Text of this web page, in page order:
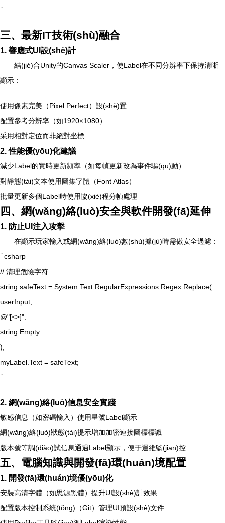
`
三、最新IT技術(shù)融合
1. 響應式UI設(shè)計
結(jié)合Unity的Canvas Scaler，使Label在不同分辨率下保持清晰
顯示：
使用像素完美（Pixel Perfect）設(shè)置
配置參考分辨率（如1920×1080）
采用相對定位而非絕對坐標
2. 性能優(yōu)化建議
減少Label的實時更新頻率（如每幀更新改為事件驅(qū)動）
對靜態(tài)文本使用圖集字體（Font Atlas）
批量更新多個Label時使用協(xié)程分幀處理
四、網(wǎng)絡(luò)安全與軟件開發(fā)延伸
1. 防止UI注入攻擊
在顯示玩家輸入或網(wǎng)絡(luò)數(shù)據(jù)時需做安全過濾：
`csharp
// 清理危險字符
string safeText = System.Text.RegularExpressions.Regex.Replace(
userInput,
@"[<>]",
string.Empty
);
myLabel.Text = safeText;
`
2. 網(wǎng)絡(luò)信息安全實踐
敏感信息（如密碼輸入）使用星號Label顯示
網(wǎng)絡(luò)狀態(tài)提示增加加密連接圖標標識
版本號等調(diào)試信息通過Label顯示，便于運維監(jiān)控
五、電腦知識與開發(fā)環(huán)境配置
1. 開發(fā)環(huán)境優(yōu)化
安裝高清字體（如思源黑體）提升UI設(shè)計效果
配置版本控制系統(tǒng)（Git）管理UI預設(shè)文件